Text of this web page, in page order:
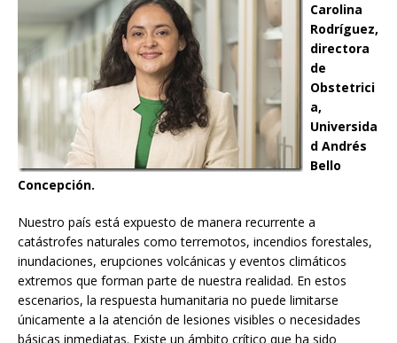
Carolina
Rodríguez,
directora
de
Obstetrici
a,
Universida
d Andrés
Bello
Concepción.
Nuestro país está expuesto de manera recurrente a
catástrofes naturales como terremotos, incendios forestales,
inundaciones, erupciones volcánicas y eventos climáticos
extremos que forman parte de nuestra realidad. En estos
escenarios, la respuesta humanitaria no puede limitarse
únicamente a la atención de lesiones visibles o necesidades
básicas inmediatas. Existe un ámbito crítico que ha sido